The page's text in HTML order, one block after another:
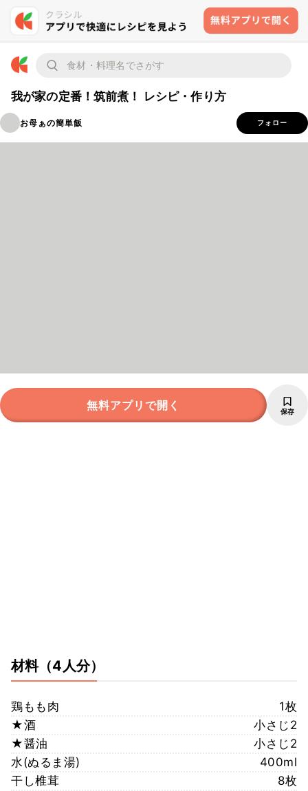
我が家の定番！筑前煮！ レシピ・作り方
お母ぁの簡単飯 フォロー
無料アプリで開く 保存
材料（4人分）
鶏もも肉
1枚
★酒
小さじ2
★醤油
小さじ2
水(ぬるま湯)
400ml
干し椎茸
8枚